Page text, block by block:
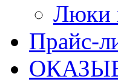
Люки
Прайс-